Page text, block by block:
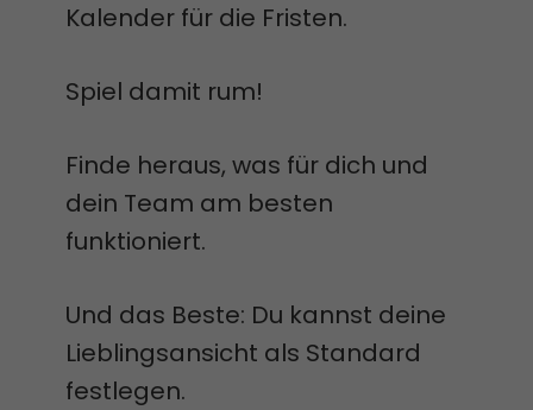
Kalender für die Fristen.
Spiel damit rum!
Finde heraus, was für dich und
dein Team am besten
funktioniert.
Und das Beste: Du kannst deine
Lieblingsansicht als Standard
festlegen.